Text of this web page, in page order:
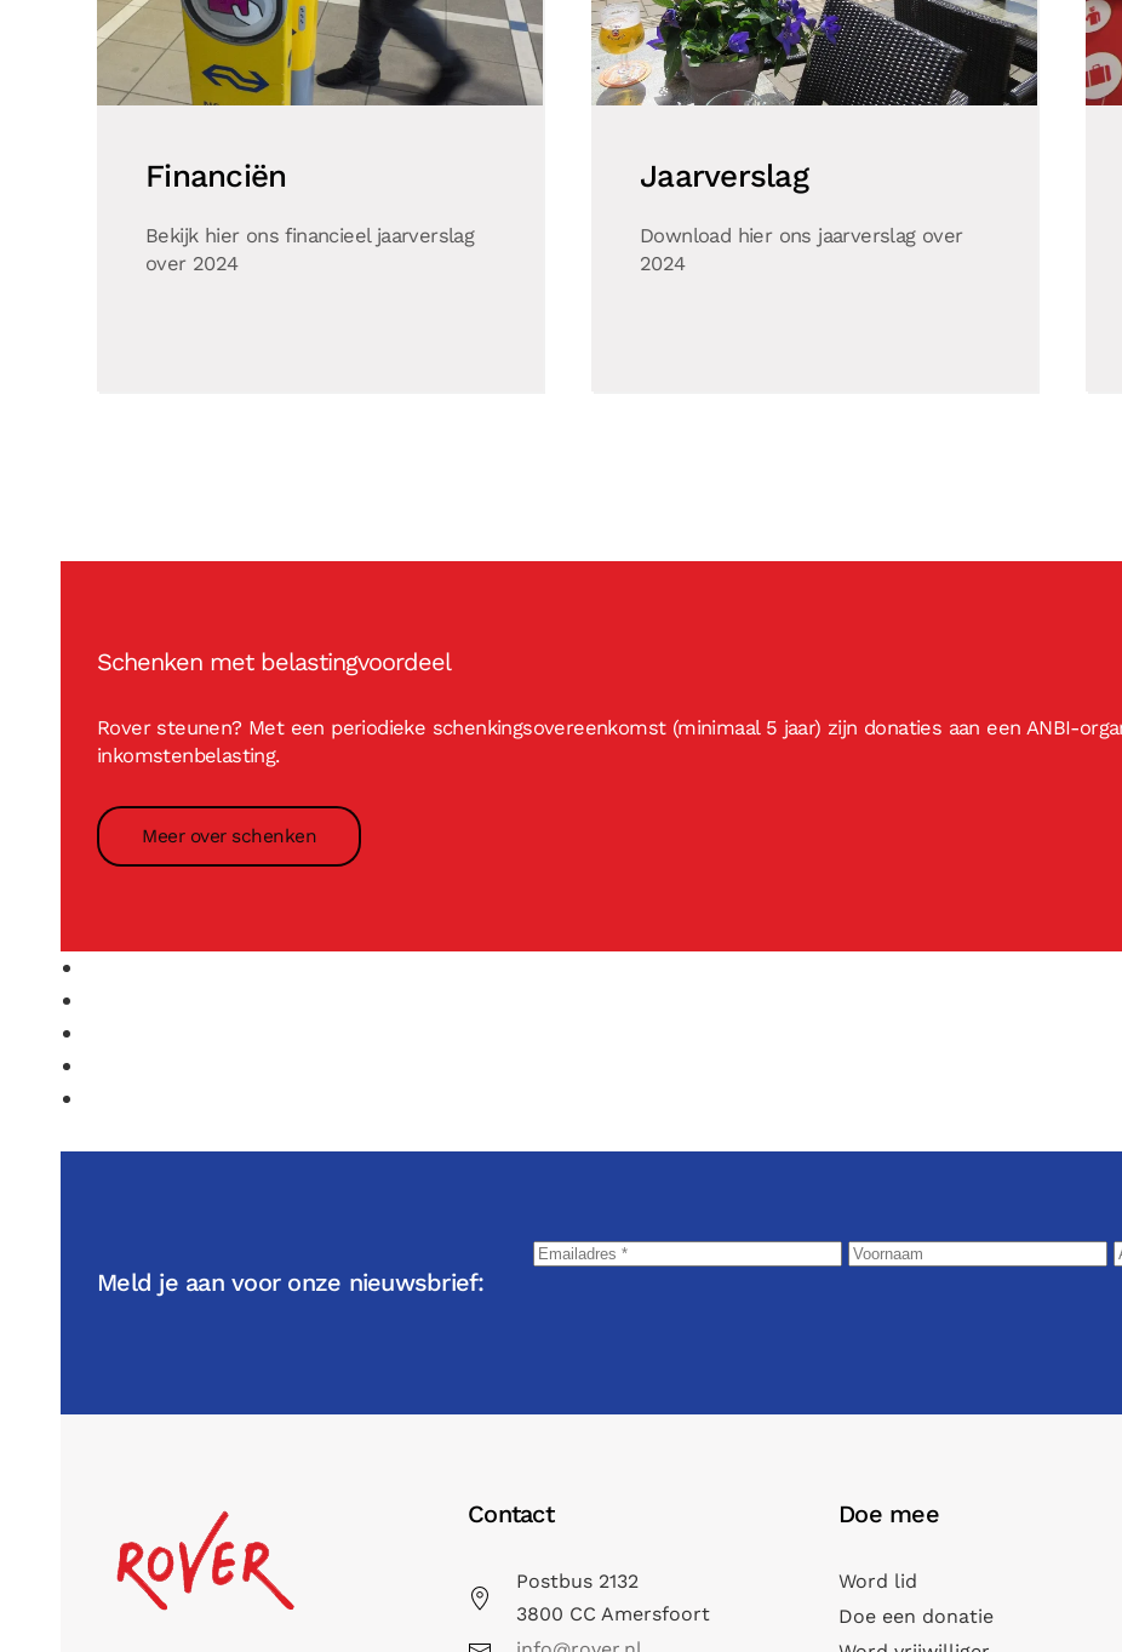
Financiën
Bekijk hier ons financieel jaarverslag
over 2024
Jaarverslag
Download hier ons jaarverslag over
2024
Schenken met belastingvoordeel
Rover steunen? Met een periodieke schenkingsovereenkomst (minimaal 5 jaar) zijn donaties aan een ANBI-
inkomstenbelasting.
Meer over schenken
Meld je aan voor onze nieuwsbrief:
Contact
Postbus 2132
3800 CC Amersfoort
Doe mee
Word lid
Doe een donatie